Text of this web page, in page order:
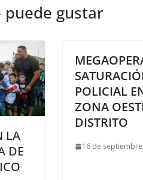
gustar
LA
DE
POLICIAL
ZONA
DISTRITO
16 de